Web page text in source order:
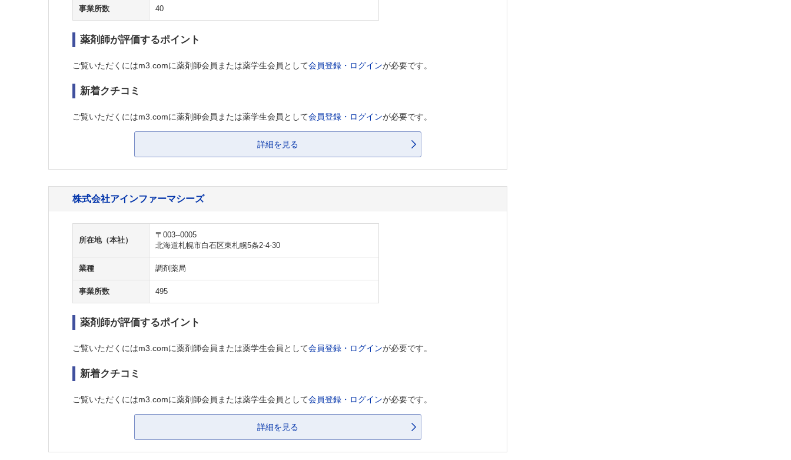
事業所数 40
薬剤師が評価するポイント
ご覧いただくにはm3.comに薬剤師会員または薬学生会員として会員登録・ログインが必要です。
新着クチコミ
ご覧いただくにはm3.comに薬剤師会員または薬学生会員として会員登録・ログインが必要です。
詳細を見る
株式会社アインファーマシーズ
所在地（本社）
〒003--0005
北海道札幌市白石区東札幌5条2-4-30
業種 調剤薬局
事業所数 495
薬剤師が評価するポイント
ご覧いただくにはm3.comに薬剤師会員または薬学生会員として会員登録・ログインが必要です。
新着クチコミ
ご覧いただくにはm3.comに薬剤師会員または薬学生会員として会員登録・ログインが必要です。
詳細を見る